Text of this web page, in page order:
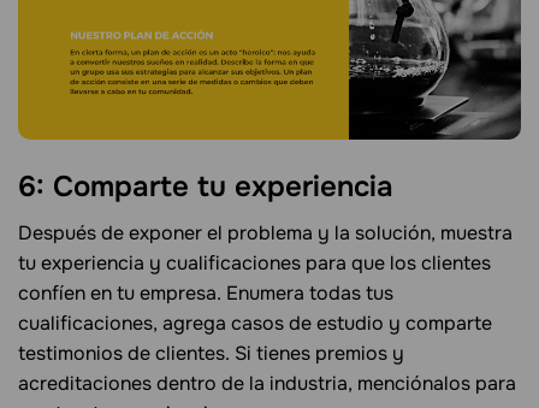
6: Comparte tu experiencia
Después de exponer el problema y la solución, muestra
tu experiencia y cualificaciones para que los clientes
confíen en tu empresa. Enumera todas tus
cualificaciones, agrega casos de estudio y comparte
testimonios de clientes. Si tienes premios y
acreditaciones dentro de la industria, menciónalos para